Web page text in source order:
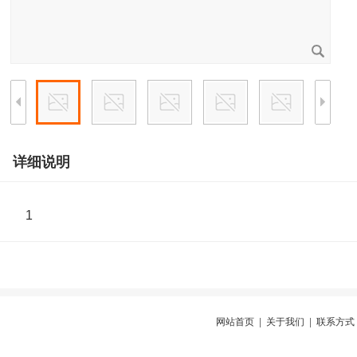
详细说明
1
网站首页| 关于我们 联系方式